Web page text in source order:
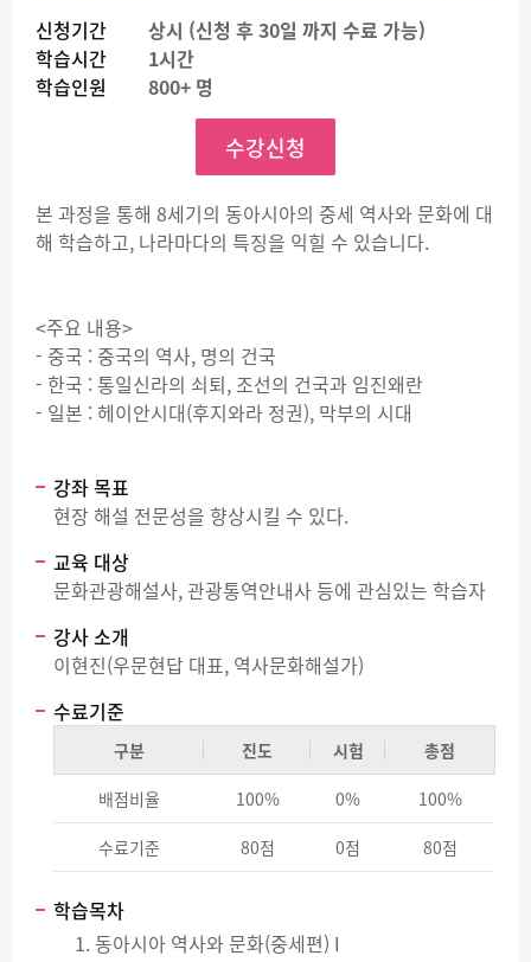
신청기간
상시 (신청 후 30일 까지 수료 가능)
학습시간
1시간
학습인원
800+ 명
수강신청
본 과정을 통해 8세기의 동아시아의 중세 역사와 문화에 대
해 학습하고, 나라마다의 특징을 익힐 수 있습니다.
<주요 내용>
- 중국 : 중국의 역사, 명의 건국
- 한국 : 통일신라의 쇠퇴, 조선의 건국과 임진왜란
- 일본 : 헤이안시대(후지와라 정권), 막부의 시대
강좌 목표
현장 해설 전문성을 향상시킬 수 있다.
교육 대상
문화관광해설사, 관광통역안내사 등에 관심있는 학습자
강사 소개
이현진(우문현답 대표, 역사문화해설가)
수료기준
구분 진도 시험 총점
배점비율 100% 0% 100%
수료기준 80점 0점 80점
학습목차
동아시아 역사와 문화(중세편) I